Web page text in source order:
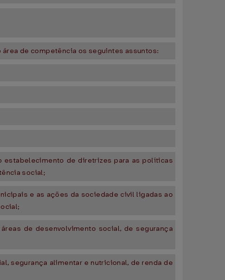
de competência os seguintes assuntos:
estabelecimento de diretrizes para as políticas
social;
e as ações da sociedade civil ligadas ao
de desenvolvimento social, de segurança
segurança alimentar e nutricional, de renda de